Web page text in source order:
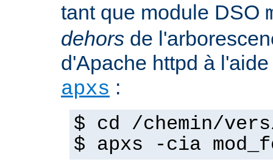
tant que module DSO
dehors de
d'Apache httpd à
apxs :
$ cd /chemin/
$ apxs -cia